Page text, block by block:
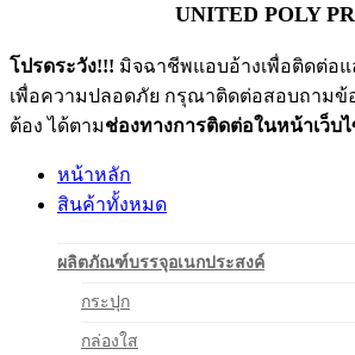
UNITED POLY
โปรดระวัง!!! มิจฉาชีพแอบอ้างเพื่อติดต่อ
เพื่อความปลอดภัย กรุณาติดต่อสอบถามข้
ต้อง ได้ตามช่องทางการติดต่อในหน้าเว็บ
หน้าหลัก
สินค้าทั้งหมด
ผลิตภัณฑ์บรรจุอเนกประสงค์
กระปุก
กล่องใส